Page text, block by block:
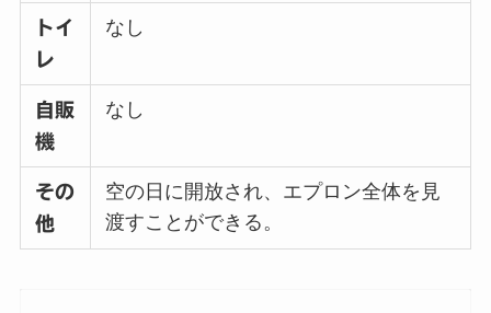
トイ
レ
なし
自販
機
なし
その
他
空の日に開放され、エプロン全体を見
渡すことができる。